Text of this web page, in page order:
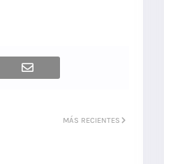
MÁS RECIENTES